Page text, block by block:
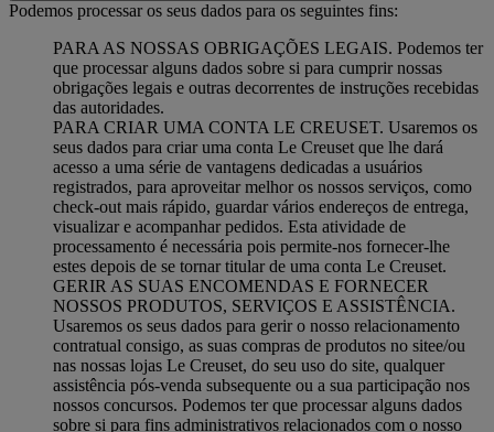
Podemos processar os seus dados para os seguintes fins:
PARA AS NOSSAS OBRIGAÇÕES LEGAIS. Podemos ter
que processar alguns dados sobre si para cumprir nossas
obrigações legais e outras decorrentes de instruções recebidas
das autoridades.
PARA CRIAR UMA CONTA LE CREUSET. Usaremos os
seus dados para criar uma conta Le Creuset que lhe dará
acesso a uma série de vantagens dedicadas a usuários
registrados, para aproveitar melhor os nossos serviços, como
check-out mais rápido, guardar vários endereços de entrega,
visualizar e acompanhar pedidos. Esta atividade de
processamento é necessária pois permite-nos fornecer-lhe
estes depois de se tornar titular de uma conta Le Creuset.
GERIR AS SUAS ENCOMENDAS E FORNECER
NOSSOS PRODUTOS, SERVIÇOS E ASSISTÊNCIA.
Usaremos os seus dados para gerir o nosso relacionamento
contratual consigo, as suas compras de produtos no sitee/ou
nas nossas lojas Le Creuset, do seu uso do site, qualquer
assistência pós-venda subsequente ou a sua participação nos
nossos concursos. Podemos ter que processar alguns dados
sobre si para fins administrativos relacionados com o nosso